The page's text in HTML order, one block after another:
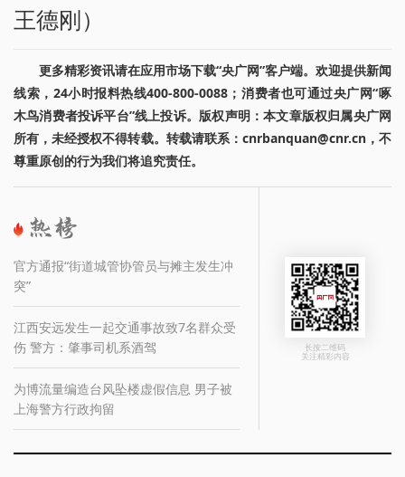
王德刚）
更多精彩资讯请在应用市场下载“央广网”客户端。欢迎提供新闻
线索，24小时报料热线400-800-0088；消费者也可通过央广网“啄
木鸟消费者投诉平台”线上投诉。版权声明：本文章版权归属央广网
所有，未经授权不得转载。转载请联系：cnrbanquan@cnr.cn，不
尊重原创的行为我们将追究责任。
官方通报“街道城管协管员与摊主发生冲
突”
江西安远发生一起交通事故致7名群众受
伤 警方：肇事司机系酒驾
为博流量编造台风坠楼虚假信息 男子被
上海警方行政拘留
长按二维码
关注精彩内容